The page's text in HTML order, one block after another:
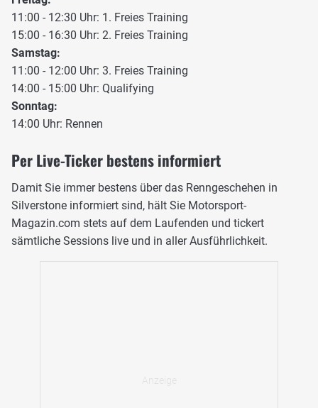
11:00 - 12:30 Uhr: 1. Freies Training
15:00 - 16:30 Uhr: 2. Freies Training
Samstag:
11:00 - 12:00 Uhr: 3. Freies Training
14:00 - 15:00 Uhr: Qualifying
Sonntag:
14:00 Uhr: Rennen
Per Live-Ticker bestens informiert
Damit Sie immer bestens über das Renngeschehen in
Silverstone informiert sind, hält Sie Motorsport-
Magazin.com stets auf dem Laufenden und tickert
sämtliche Sessions live und in aller Ausführlichkeit.